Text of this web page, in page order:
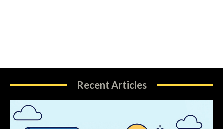
Recent Articles